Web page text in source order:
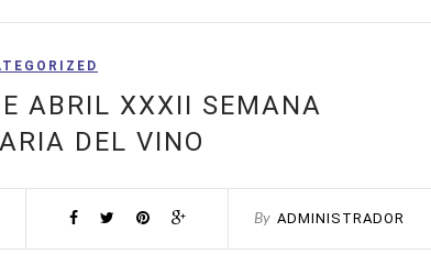
ABRIL XXXII SEMANA
DEL VINO
By ADMINISTRADOR